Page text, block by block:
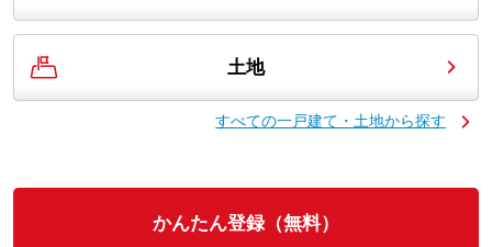
土地
すべての一戸建て・土地から探す
かんたん登録（無料）